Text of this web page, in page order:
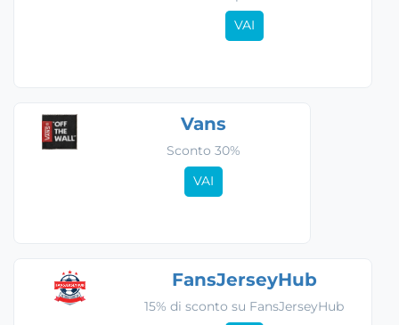
VAI
Vans
Sconto 30%
VAI
FansJerseyHub
15% di sconto su FansJerseyHub